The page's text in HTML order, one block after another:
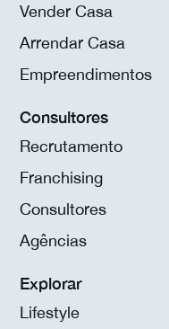
Vender Casa
Arrendar Casa
Empreendimentos
Consultores
Recrutamento
Franchising
Consultores
Agências
Explorar
Lifestyle